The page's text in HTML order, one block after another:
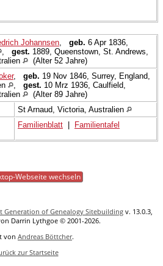
Johannsen geb. 6 Apr 1836,
gest. 1889, Queenstown, St. Andrews,
(Alter 52 Jahre)
, geb. 19 Nov 1846, Surrey, England,
gest. 10 Mrz 1936, Caulfield,
(Alter 89 Jahre)
St Arnaud, Victoria, Australien
Familienblatt Familientafel
Webseite wechseln
Generation of Genealogy Sitebuilding v. 13.0.3,
Darrin Lythgoe © 2001-2026.
von Andreas Böttcher.
zur Startseite